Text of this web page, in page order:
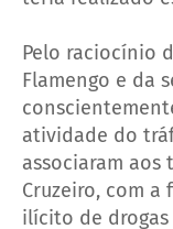
Pelo raciocínio
Flamengo e da
atividade do
associaram aos
Cruzeiro, com
ilícito de drogas